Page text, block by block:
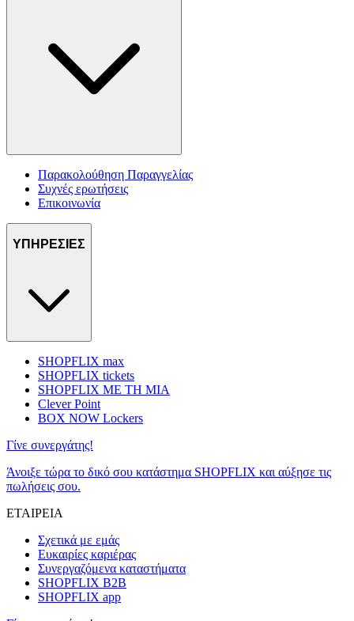
Παρακολούθηση Παραγγελίας
Συχνές ερωτήσεις
Επικοινωνία
ΥΠΗΡΕΣΙΕΣ
SHOPFLIX max
SHOPFLIX tickets
SHOPFLIX ΜΕ ΤΗ ΜΙΑ
Clever Point
BOX NOW Lockers
Γίνε συνεργάτης!
Άνοιξε τώρα το δικό σου κατάστημα SHOPFLIX και αύξησε τις
πωλήσεις σου.
ΕΤΑΙΡΕΙΑ
Σχετικά με εμάς
Ευκαιρίες καριέρας
Συνεργαζόμενα καταστήματα
SHOPFLIX B2B
SHOPFLIX app